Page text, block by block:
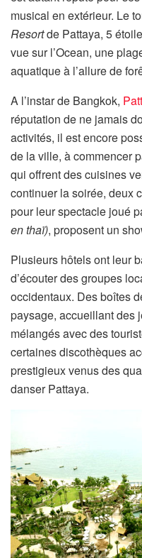
musical en extérieur. Le
Resortde Pattaya, 5
vue sur l’Ocean, une
aquatique à l’allure de
A l’instar de Bangkok,
réputation de ne jamais
activités, il est encore
de la ville, à commencer
qui offrent des cuisines
continuer la soirée, deux
pour leur spectacle joué
en thaï), proposent un
Plusieurs hôtels ont leur
d’écouter des groupes
occidentaux. Des boîtes
paysage, accueillant des
mélangés avec des
certaines discothèques
prestigieux venus des
danser Pattaya.